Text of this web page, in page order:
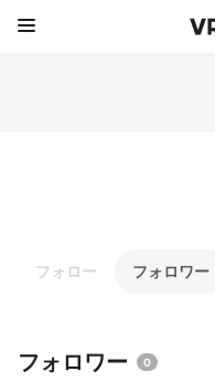
フォロー フォロワー
フォロワー 0